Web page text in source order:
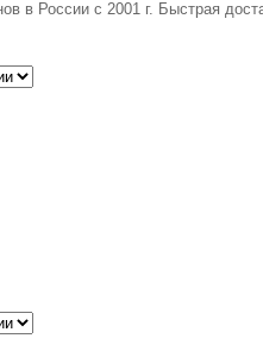
в России с 2001 г. Быстрая